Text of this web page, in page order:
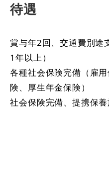
待遇
賞与年2回、交通費別途
1年以上）
各種社会保険完備（雇
険、厚生年金保険）
社会保険完備、提携保